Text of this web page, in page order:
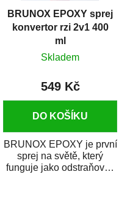
BRUNOX EPOXY sprej
konvertor rzi 2v1 400
ml
Skladem
549 Kč
DO KOŠÍKU
BRUNOX EPOXY je první
sprej na světě, který
funguje jako odstraňovač